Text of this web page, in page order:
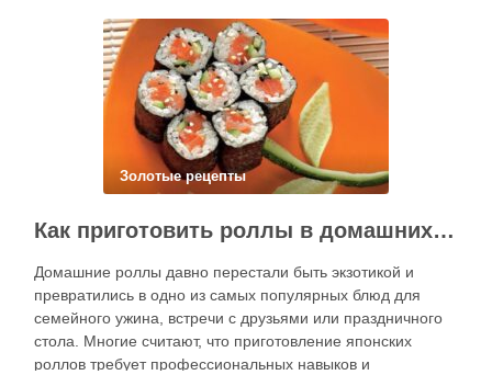
Золотые рецепты
Как приготовить роллы в домашних условиях?
Домашние роллы давно перестали быть экзотикой и
превратились в одно из самых популярных блюд для
семейного ужина, встречи с друзьями или праздничного
стола. Многие считают, что приготовление японских
роллов требует профессиональных навыков и